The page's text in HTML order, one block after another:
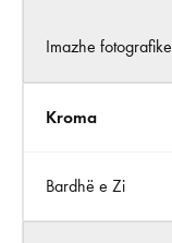
Imazhe fotografike
Kroma
Bardhë e Zi